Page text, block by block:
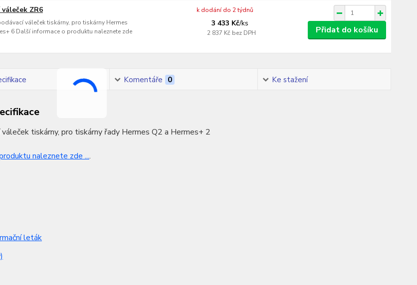
váleček ZR6
váleček tiskárny, pro tiskárny Hermes
6 Další informace o produktu naleznete zde
3 433 Kč/ks
2 837 Kč bez DPH
k dodání do 2 týdnů
Přidat do košíku
Komentáře 0 Ke stažení
váleček tiskárny, pro tiskárny řady Hermes Q2 a Hermes+ 2
naleznete zde ....
leták